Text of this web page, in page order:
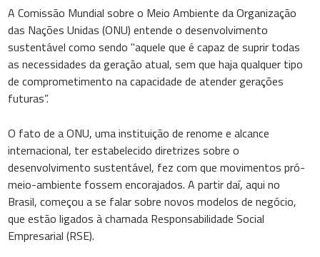
A Comissão Mundial sobre o Meio Ambiente da Organização
das Nações Unidas (ONU) entende o desenvolvimento
sustentável como sendo "aquele que é capaz de suprir todas
as necessidades da geração atual, sem que haja qualquer tipo
de comprometimento na capacidade de atender gerações
futuras”.
O fato de a ONU, uma instituição de renome e alcance
internacional, ter estabelecido diretrizes sobre o
desenvolvimento sustentável, fez com que movimentos pró-
meio-ambiente fossem encorajados. A partir daí, aqui no
Brasil, começou a se falar sobre novos modelos de negócio,
que estão ligados à chamada Responsabilidade Social
Empresarial (RSE).